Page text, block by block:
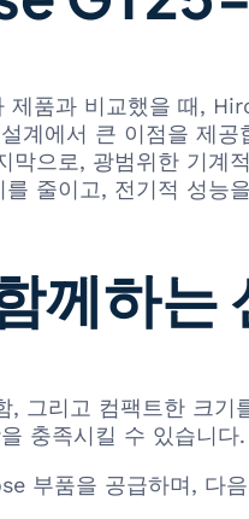
품과 비교했을 때,
계에서 큰 이점을 제
막으로, 광범위한 기
줄이고, 전기적 성
께하는
그리고 컴팩트한 크
충족시킬 수 있습니다.
부품을 공급하며, 다